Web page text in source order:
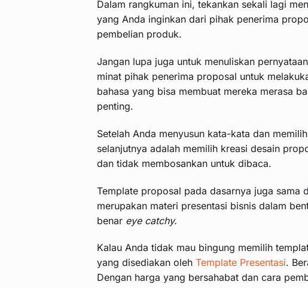
Dalam rangkuman ini, tekankan sekali lagi
yang Anda inginkan dari pihak penerima
pembelian produk.
Jangan lupa juga untuk menuliskan
minat pihak penerima proposal untuk
bahasa yang bisa membuat mereka merasa
penting.
Setelah Anda menyusun kata-kata dan
selanjutnya adalah memilih kreasi desain
dan tidak membosankan untuk dibaca.
Template proposal pada dasarnya juga sama
merupakan materi presentasi bisnis dalam
benar eye catchy.
Kalau Anda tidak mau bingung memilih
yang disediakan oleh Template Presentasi.
Dengan harga yang bersahabat dan cara